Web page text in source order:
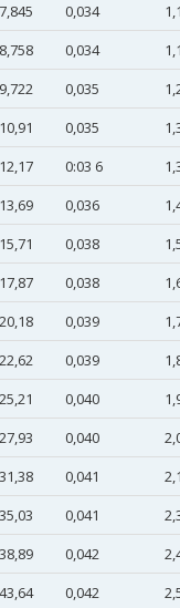
7,845 0,034
8,758 0,034
9,722 0,035
10,91 0,035
12,17 0:03 6
13,69 0,036
15,71 0,038
17,87 0,038
20,18 0,039
22,62 0,039
25,21 0,040
27,93 0,040
31,38 0,041
35,03 0,041
38,89 0,042
43,64 0,042